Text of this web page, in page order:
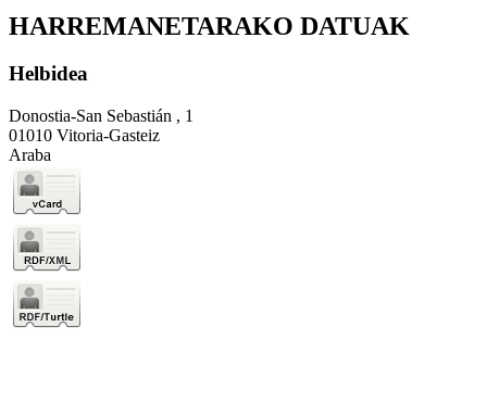
HARREMANETARAKO DATUAK
Helbidea
Donostia-San Sebastián , 1
01010 Vitoria-Gasteiz
Araba